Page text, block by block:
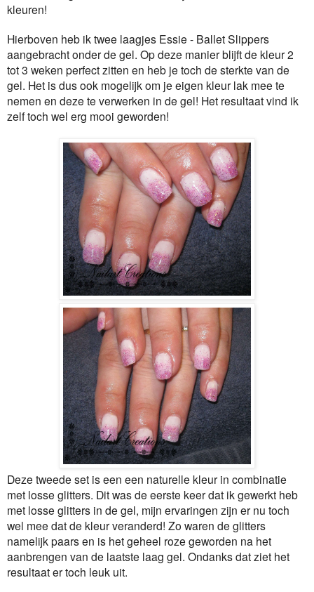
kleuren!
Hierboven heb ik twee laagjes Essie - Ballet Slippers
aangebracht onder de gel. Op deze manier blijft de kleur 2
tot 3 weken perfect zitten en heb je toch de sterkte van de
gel. Het is dus ook mogelijk om je eigen kleur lak mee te
nemen en deze te verwerken in de gel! Het resultaat vind ik
zelf toch wel erg mooi geworden!
Deze tweede set is een een naturelle kleur in combinatie
met losse glitters. Dit was de eerste keer dat ik gewerkt heb
met losse glitters in de gel, mijn ervaringen zijn er nu toch
wel mee dat de kleur veranderd! Zo waren de glitters
namelijk paars en is het geheel roze geworden na het
aanbrengen van de laatste laag gel. Ondanks dat ziet het
resultaat er toch leuk uit.